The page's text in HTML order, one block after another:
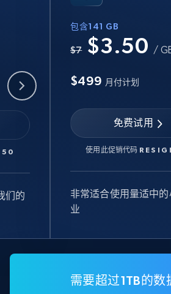
们的
包含141 GB
$7 $3.50 /
$499 月付计划
免费试用
使用此促销代码
非常适合使用量适中
业
需要超过1TB的数